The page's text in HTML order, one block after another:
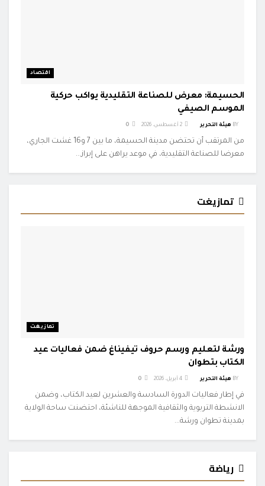
اقتصاد
الحسيمة: معرض للصناعة التقليدية يواكب حركية
الموسم الصيفي
BY هيئة التحرير
من المرتقب أن تحتضن مدينة الحسيمة، ما بين 7 و16 غشت الجاري،
معرضا للصناعة التقليدية، في موعد يراهن على إبراز...
تمازيغت
تمازيغت
ورشة لتعليم ورسم حروف تيفيناغ ضمن فعاليات عيد
الكتاب بتطوان
BY هيئة التحرير
في إطار فعاليات الدورة السادسة والعشرين لعيد الكتاب، وضمن
الانشطة التربوية والثقافية الموجهة للناشئة، احتضنت ساحة الولاية
بمدينة تطوان ورشة...
رياضة